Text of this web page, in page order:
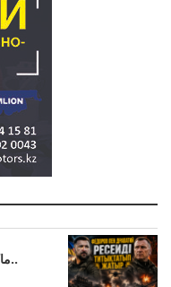
ماڭىنپوكروۆسكاپ، درون ماڭىنداعىنە ج..